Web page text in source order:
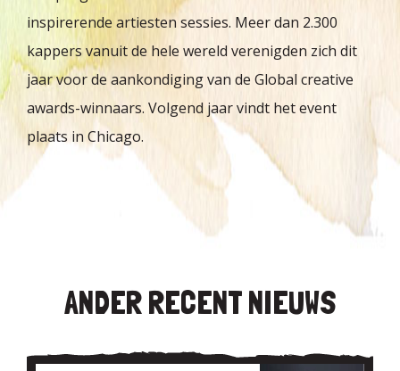
inspirerende artiesten sessies. Meer dan 2.300
kappers vanuit de hele wereld verenigden zich dit
jaar voor de aankondiging van de Global creative
awards-winnaars. Volgend jaar vindt het event
plaats in Chicago.
ANDER RECENT NIEUWS